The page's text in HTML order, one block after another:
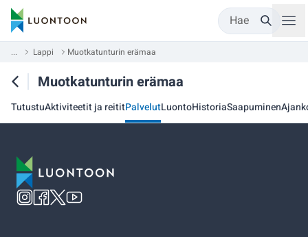
Hae
... Lappi Muotkatunturin erämaa
Muotkatunturin erämaa
TutustuAktiviteetit ja reititPalvelutLuontoHistoriaSaapuminen